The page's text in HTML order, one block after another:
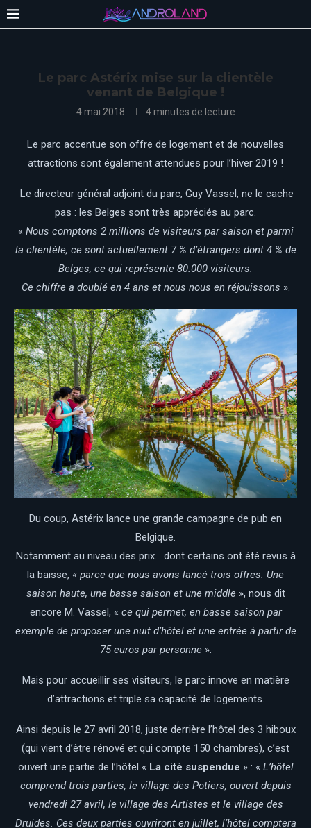
Le parc Astérix mise sur la clientèle
venant de Belgique !
4 mai 2018 4 minutes de lecture
Le parc accentue son offre de logement et de nouvelles
attractions sont également attendues pour l’hiver 2019 !
Le directeur général adjoint du parc, Guy Vassel, ne le cache
pas : les Belges sont très appréciés au parc.
« Nous comptons 2 millions de visiteurs par saison et parmi
la clientèle, ce sont actuellement 7 % d’étrangers dont 4 % de
Belges, ce qui représente 80.000 visiteurs.
Ce chiffre a doublé en 4 ans et nous nous en réjouissons ».
Du coup, Astérix lance une grande campagne de pub en
Belgique.
Notamment au niveau des prix… dont certains ont été revus à
la baisse, « parce que nous avons lancé trois offres. Une
saison haute, une basse saison et une middle», nous dit
encore M. Vassel, « ce qui permet, en basse saison par
exemple de proposer une nuit d’hôtel et une entrée à partir de
75 euros par personne».
Mais pour accueillir ses visiteurs, le parc innove en matière
d’attractions et triple sa capacité de logements.
Ainsi depuis le 27 avril 2018, juste derrière l’hôtel des 3 hiboux
(qui vient d’être rénové et qui compte 150 chambres), c’est
ouvert une partie de l’hôtel « La cité suspendue » : « L’hôtel
comprend trois parties, le village des Potiers, ouvert depuis
vendredi 27 avril, le village des Artistes et le village des
Druides. Ces deux parties ouvriront en juillet, l’hôtel comptera